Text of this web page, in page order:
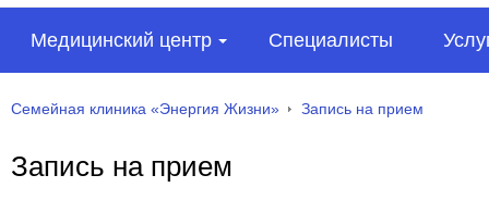
Медицинский центр Специалисты
Семейная клиника «Энергия Жизни» Запись на прием
Запись на прием